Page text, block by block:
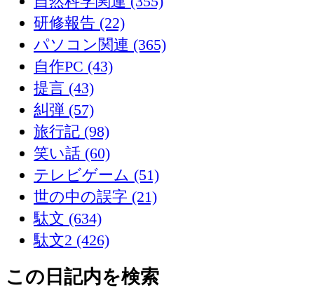
研修報告 (22)
パソコン関連 (365)
自作PC (43)
提言 (43)
糾弾 (57)
旅行記 (98)
笑い話 (60)
テレビゲーム (51)
世の中の誤字 (21)
駄文 (634)
駄文2 (426)
この日記内を検索